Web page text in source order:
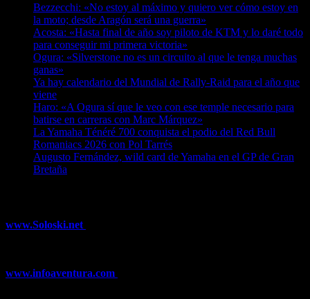
Bezzecchi: «No estoy al máximo y quiero ver cómo estoy en
la moto; desde Aragón será una guerra»
Acosta: «Hasta final de año soy piloto de KTM y lo daré todo
para conseguir mi primera victoria»
Ogura: «Silverstone no es un circuito al que le tenga muchas
ganas»
Ya hay calendario del Mundial de Rally-Raid para el año que
viene
Haro: «A Ogura sí que le veo con ese temple necesario para
batirse en carreras con Marc Márquez»
La Yamaha Ténéré 700 conquista el podio del Red Bull
Romaniacs 2026 con Pol Tarrés
Augusto Fernández, wild card de Yamaha en el GP de Gran
Bretaña
www.Soloski.net
www.infoaventura.com